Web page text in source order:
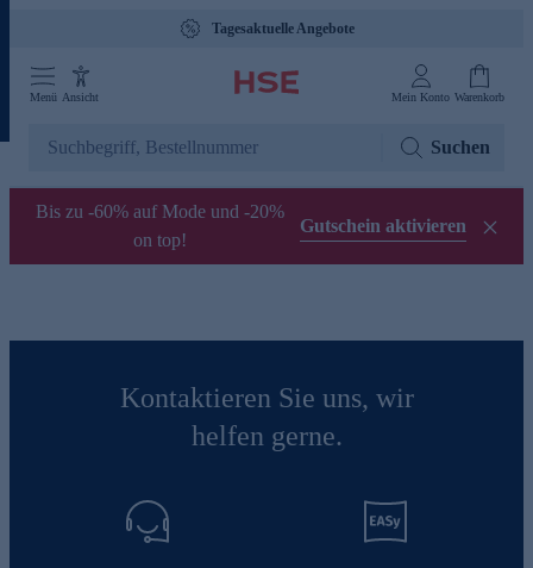
Tagesaktuelle Angebote
Menü Ansicht Mein Konto Warenkorb
Suchen
Bis zu -60% auf Mode und -20%
on top!
Gutschein aktivieren
Kontaktieren Sie uns, wir
helfen gerne.